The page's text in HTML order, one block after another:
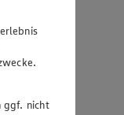
ggf. nicht